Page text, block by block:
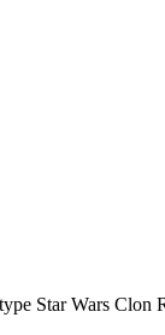
Star Wars Clon